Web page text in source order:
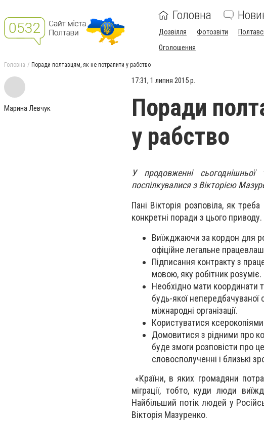
Головна
Дозвілля Фотозвіти
Оголошення
Головна Поради полтавцям, як не потрапити у рабство
Марина Левчук
17:31, 1 липня 2015 р.
Поради
у рабство
У продовженні
поспілкувалися з Вікторією
Пані Вікторія розповіла, як
конкретні поради з цього приводу.
Виїжджаючи за кордон для
офіційне легальне
Підписання контракту з
мовою, яку робітник
Необхідно мати координати
будь-якої непередбачуваної
міжнародні організації.
Користуватися
Домовитися з рідними про
буде змоги розповісти про
словосполученні і близькі
«Країни, в яких громадяни
міграції, тобто, куди люди
Найбільший потік людей у
Вікторія Мазуренко.